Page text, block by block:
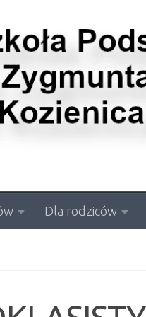
Dla rodziców